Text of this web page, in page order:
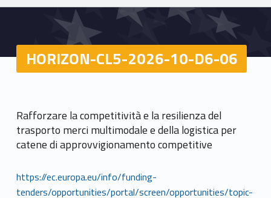
HORIZON-CL5-2026-10-D6-06
Rafforzare la competitività e la resilienza del
trasporto merci multimodale e della logistica per
catene di approvvigionamento competitive
https://ec.europa.eu/info/funding-
tenders/opportunities/portal/screen/opportunities/topic-